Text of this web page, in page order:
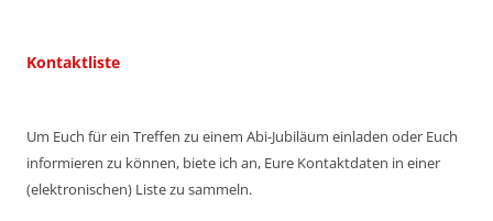
Kontaktliste
Um Euch für ein Treffen zu einem Abi-Jubiläum einladen oder Euch
informieren zu können, biete ich an, Eure Kontaktdaten in einer
(elektronischen) Liste zu sammeln.